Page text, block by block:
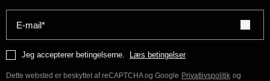
E-mail*
Jeg accepterer betingelserne. Læs betingelser
Dette websted er beskyttet af reCAPTCHA og Google Privatlivspolitik og